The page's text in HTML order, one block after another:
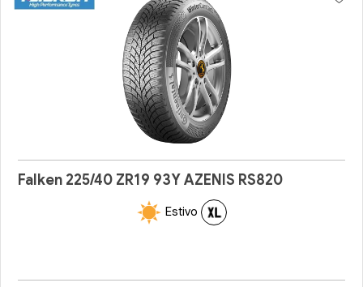
Falken 225/40 ZR19 93Y AZENIS RS820
Estivo